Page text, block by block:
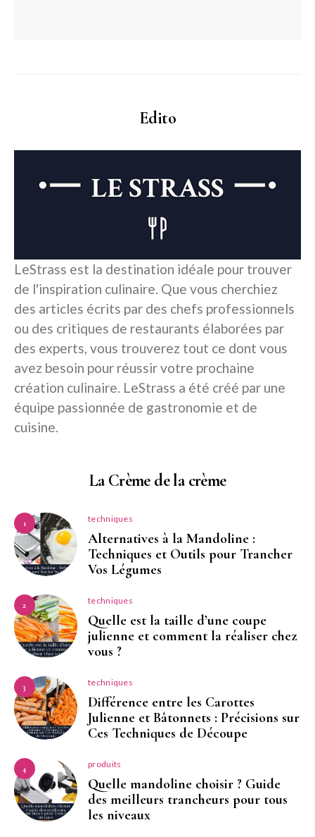
Edito
LeStrass est la destination idéale pour trouver
de l'inspiration culinaire. Que vous cherchiez
des articles écrits par des chefs professionnels
ou des critiques de restaurants élaborées par
des experts, vous trouverez tout ce dont vous
avez besoin pour réussir votre prochaine
création culinaire. LeStrass a été créé par une
équipe passionnée de gastronomie et de
cuisine.
La Crème de la crème
1 techniques
Alternatives à la Mandoline :
Techniques et Outils pour Trancher
Vos Légumes
2 techniques
Quelle est la taille d’une coupe
julienne et comment la réaliser chez
vous ?
3 techniques
Différence entre les Carottes
Julienne et Bâtonnets : Précisions sur
Ces Techniques de Découpe
4 produits
Quelle mandoline choisir ? Guide
des meilleurs trancheurs pour tous
les niveaux